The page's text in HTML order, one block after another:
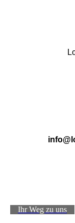
i
Ihr Weg zu uns